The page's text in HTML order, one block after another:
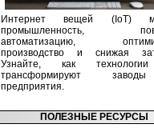
Интернет вещей (IoT)
промышленность,
автоматизацию,
производство и снижая
Узнайте, как
трансформируют
предприятия.
ПОЛЕЗНЫЕ РЕСУРСЫ